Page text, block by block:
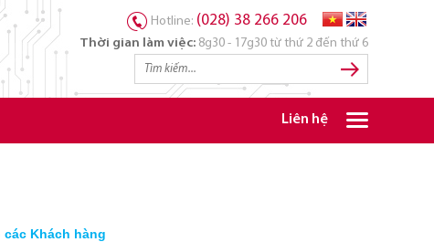
Hotline: (028) 38 266 206
Thời gian làm việc: 8g30 - 17g30 từ thứ 2 đến thứ 6
Liên hệ
Khách hàng